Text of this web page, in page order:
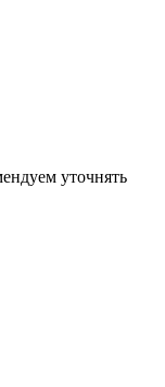
уточнять